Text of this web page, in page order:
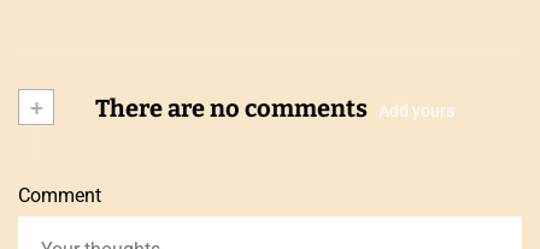
+ There are no comments Add yours
Comment